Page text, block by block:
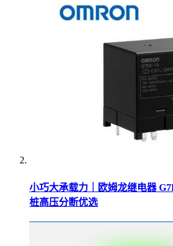
小巧大承载力｜欧姆龙继电器
桩高压分断优选